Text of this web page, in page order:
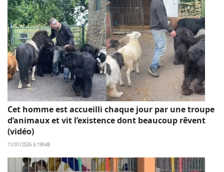
Cet homme est accueilli chaque jour par une troupe
d’animaux et vit l’existence dont beaucoup rêvent
(vidéo)
11/01/2026 à 19h48